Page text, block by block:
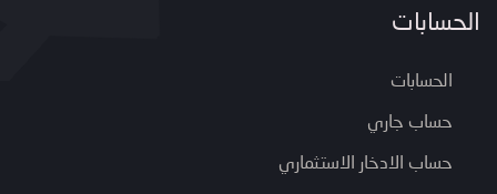
الحسابات
الحسابات
حساب جاري
حساب الادخار الاستثماري